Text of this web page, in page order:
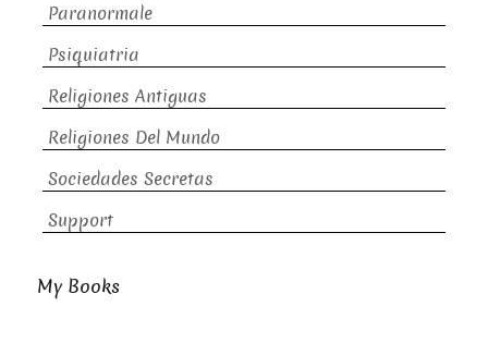
Paranormale
Psiquiatria
Religiones Antiguas
Religiones Del Mundo
Sociedades Secretas
Support
My Books